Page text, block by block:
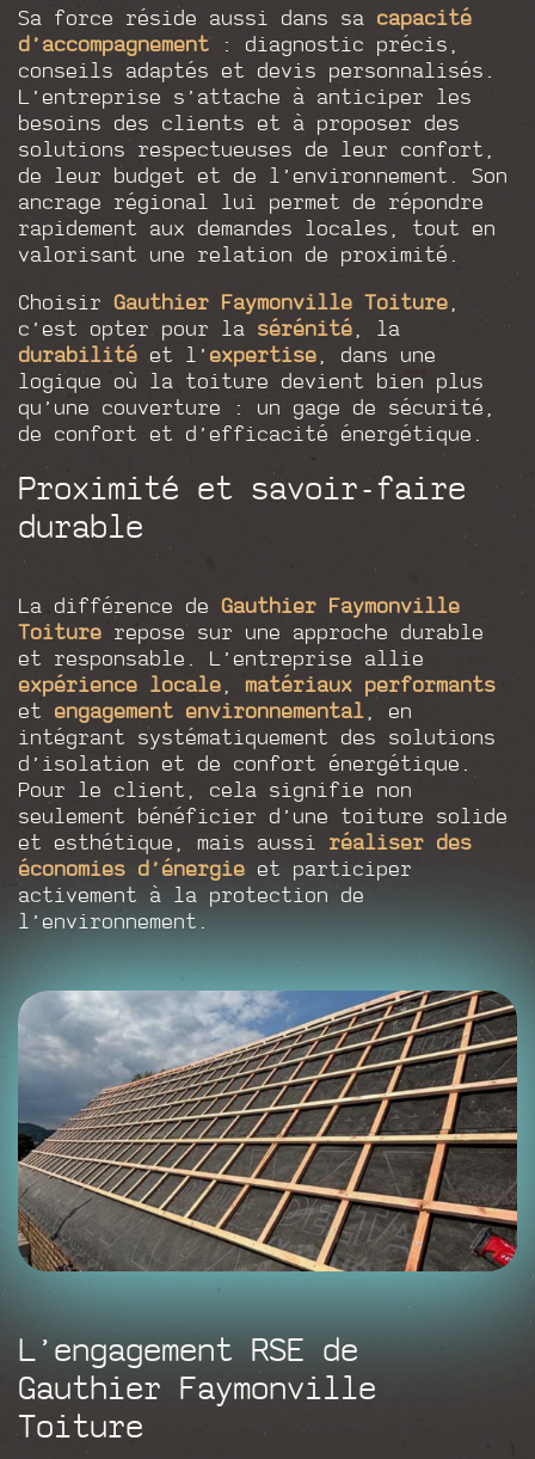
Sa force réside aussi dans sa capacité
d’accompagnement: diagnostic précis,
conseils adaptés et devis personnalisés.
L’entreprise s’attache à anticiper les
besoins des clients et à proposer des
solutions respectueuses de leur confort,
de leur budget et de l’environnement. Son
ancrage régional lui permet de répondre
rapidement aux demandes locales, tout en
valorisant une relation de proximité.
Choisir Gauthier Faymonville Toiture
c’est opter pour la sérénité , la
durabilité et l’ expertise , dans une
logique où la toiture devient bien plus
qu’une couverture : un gage de sécurité,
de confort et d’efficacité énergétique.
Proximité et savoir-faire
durable
La différence de Gauthier Faymonville
Toiture repose sur une approche durable
et responsable. L’entreprise allie
expérience locale
matériaux performants
et engagement environnemental , en
intégrant systématiquement des solutions
d’isolation et de confort énergétique.
Pour le client, cela signifie non
seulement bénéficier d’une toiture solide
et esthétique, mais aussi réaliser des
économies d’énergie et participer
activement à la protection de
l’environnement.
L’engagement RSE de
Gauthier Faymonville
Toiture